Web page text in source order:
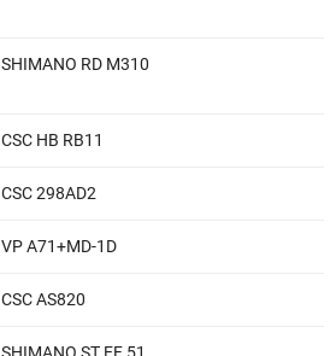
SHIMANO RD M310
CSC HB RB11
CSC 298AD2
VP A71+MD-1D
CSC AS820